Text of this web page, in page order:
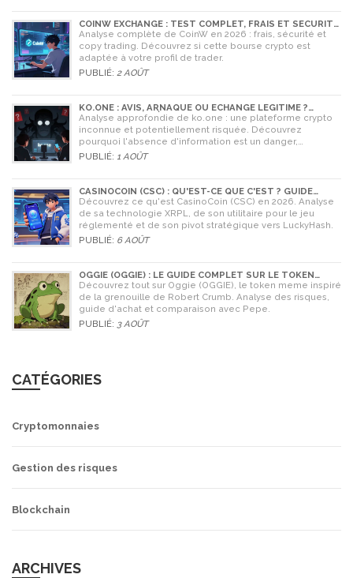
COINW EXCHANGE : TEST COMPLET, FRAIS ET SÉCURITÉ
EN 2026
Analyse complète de CoinW en 2026 : frais, sécurité et
copy trading. Découvrez si cette bourse crypto est
adaptée à votre profil de trader.
PUBLIÉ: 2 AOÛT
KO.ONE : AVIS, ARNAQUE OU ÉCHANGE LÉGITIME ?
ANALYSE COMPLÈTE
Analyse approfondie de ko.one : une plateforme crypto
inconnue et potentiellement risquée. Découvrez
pourquoi l'absence d'information est un danger,
comparez avec Coinone et apprenez à vérifier la sécurité
PUBLIÉ: 1 AOÛT
CASINOCOIN (CSC) : QU'EST-CE QUE C'EST ? GUIDE
COMPLET, TOKENOMICS ET AVENIR EN 2026
Découvrez ce qu'est CasinoCoin (CSC) en 2026. Analyse
de sa technologie XRPL, de son utilitaire pour le jeu
réglementé et de son pivot stratégique vers LuckyHash.
PUBLIÉ: 6 AOÛT
OGGIE (OGGIE) : LE GUIDE COMPLET SUR LE TOKEN
MEME DE LA GRENOUILLE
Découvrez tout sur Oggie (OGGIE), le token meme inspiré
de la grenouille de Robert Crumb. Analyse des risques,
guide d'achat et comparaison avec Pepe.
PUBLIÉ: 3 AOÛT
CATÉGORIES
Cryptomonnaies
Gestion des risques
Blockchain
ARCHIVES